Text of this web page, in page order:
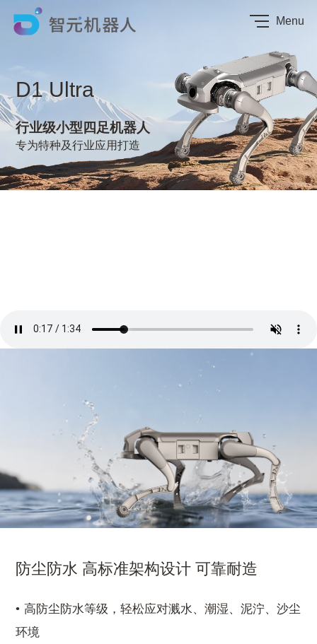
Menu
D1 Ultra
行业级小型四足机器人
专为特种及行业应用打造
防尘防水 高标准架构设计 可靠耐造
高防尘防水等级，轻松应对溅水、潮湿、泥泞、沙尘
环境